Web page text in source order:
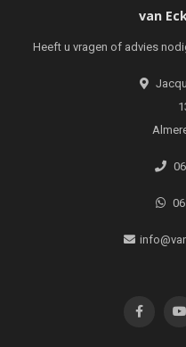
van
Heeft u vragen of advies